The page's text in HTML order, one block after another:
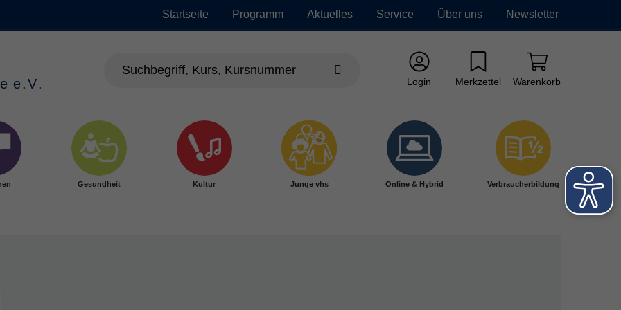
Startseite Programm Aktuelles Service Über uns Newsletter
Login Merkzettel Warenkorb
Gesundheit Kultur Junge vhs Online & Hybrid Verbraucherbildung